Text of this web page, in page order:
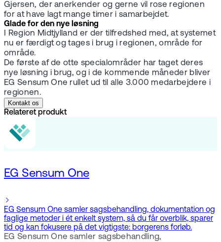
Gjersen, der anerkender og gerne vil rose regionen
for at have lagt mange timer i samarbejdet.
Glade for den nye løsning
I Region Midtjylland er der tilfredshed med, at systemet
nu er færdigt og tages i brug i regionen, område for
område.
De første af de otte specialområder har taget deres
nye løsning i brug, og i de kommende måneder bliver
EG Sensum One rullet ud til alle 3.000 medarbejdere i
regionen.
Kontakt os
Relateret produkt
EG Sensum One
EG Sensum One samler sagsbehandling, dokumentation og
faglige metoder i ét enkelt system, så du får overblik, sparer
tid og kan fokusere på det vigtigste: borgerens forløb.
EG Sensum One samler sagsbehandling,